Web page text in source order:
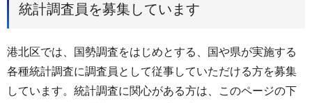
統計調査員を募集しています
港北区では、国勢調査をはじめとする、国や県が実施する
各種統計調査に調査員として従事していただける方を募集
しています。統計調査に関心がある方は、このページの下